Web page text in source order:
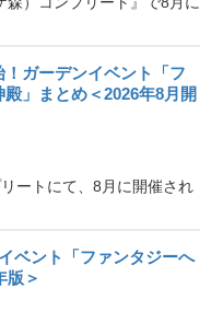
！ガーデンイベント「フ
」まとめ＜2026年8月開
ートにて、8月に開催され
ベント「ファンタジーへ
版＞